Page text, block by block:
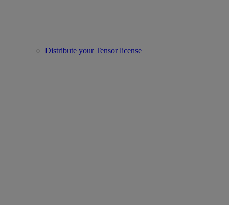
Distribute your Tensor license